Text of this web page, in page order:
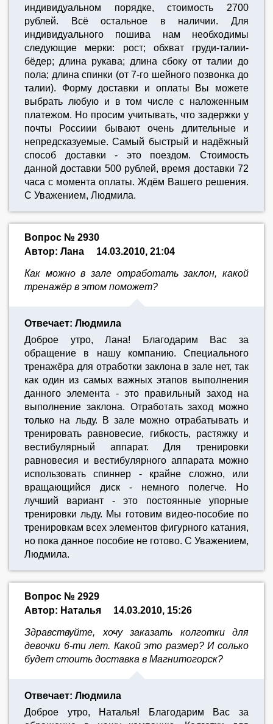
индивидуальном порядке, стоимость 2700
рублей. Всё остальное в наличии. Для
индивидуального пошива нам необходимы
следующие мерки: рост; обхват груди-талии-
бёдер; длина рукава; длина сбоку от талии до
пола; длина спинки (от 7-го шейного позвонка до
талии). Форму доставки и оплаты Вы можете
выбрать любую и в том числе с наложенным
платежом. Но просим учитывать, что задержки у
почты Россиии бывают очень длительные и
непредсказуемые. Самый быстрый и надёжный
способ доставки - это поездом. Стоимость
данной доставки 500 рублей, время доставки 72
часа с момента оплаты. Ждём Вашего решения.
С Уважением, Людмила.
Вопрос № 2930
Автор: Лана
14.03.2010, 21:04
Как можно в зале отработать заклон, какой
тренажёр в этом поможет?
Отвечает: Людмила
Доброе утро, Лана! Благодарим Вас за
обращение в нашу компанию. Специального
тренажёра для отработки заклона в зале нет, так
как один из самых важных этапов выполнения
данного элемента - это правильный заход на
выполнение заклона. Отработать заход можно
только на льду. В зале можно отрабатывать и
тренировать равновесие, гибкость, растяжку и
вестибулярный аппарат. Для тренировки
равновесия и вестибулярного аппарата можно
использовать спиннер - крайне сложно, или
вращающийся диск - немного полегче. Но
лучший вариант - это постоянные упорные
тренировки льду. Мы готовим видео-пособие по
тренировкам всех элементов фигурного катания,
но пока данное пособие не готово. C Уважением,
Людмила.
Вопрос № 2929
Автор: Наталья
14.03.2010, 15:26
Здравствуйте, хочу заказать колготки для
девочки 6-ти лет. Какой это размер? И солько
будет стоить доставка в Магнитогорск?
Отвечает: Людмила
Доброе утро, Наталья! Благодарим Вас за